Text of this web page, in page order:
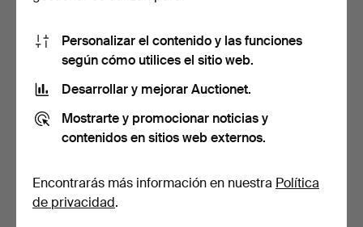
(Strandvial), Potentilla pulchella (Tuft's fingerwort),
Veronica Chamaedrys (Teveronika), Medicago falcata,
alemán), Lycium vulgare (Bocktail), Rosa canina (Rock
rosa), Papaver nudicaule (amapola de Linnæan),
Personalizar el contenido y las funciones
según cómo utilices el sitio web.
Desarrollar y mejorar Auctionet.
Mostrarte y promocionar noticias y
contenidos en sitios web externos.
Encontrarás más información en nuestra Política
de privacidad.